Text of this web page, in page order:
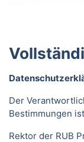
Der
Bestimmungen
Rektor der RUB